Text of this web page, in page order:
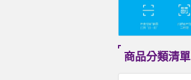
商品分類清單